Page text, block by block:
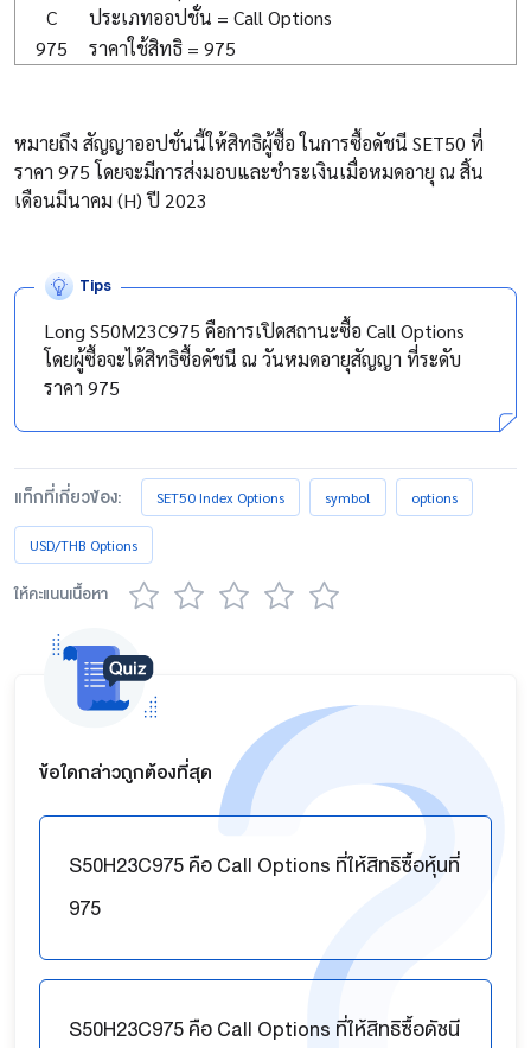
C
ประเภทออปชั่น = Call Options
975
ราคาใช้สิทธิ = 975
หมายถึง สัญญาออปชั่นนี้ให้สิทธิผู้ซื้อ ในการซื้อดัชนี SET50 ที่
ราคา 975 โดยจะมีการส่งมอบและชำระเงินเมื่อหมดอายุ ณ สิ้น
เดือนมีนาคม (H) ปี 2023
Tips
Long S50M23C975 คือการเปิดสถานะซื้อ Call Options
โดยผู้ซื้อจะได้สิทธิซื้อดัชนี ณ วันหมดอายุสัญญา ที่ระดับ
ราคา 975
แท็กที่เกี่ยวข้อง: SET50 Index Options symbol options
USD/THB Options
ให้คะแนนเนื้อหา
ข้อใดกล่าวถูกต้องที่สุด
S50H23C975 คือ Call Options ที่ให้สิทธิซื้อหุ้นที่
975
S50H23C975 คือ Call Options ที่ให้สิทธิซื้อดัชนี